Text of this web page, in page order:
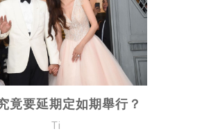
竟要延期定如期舉行？
Ti